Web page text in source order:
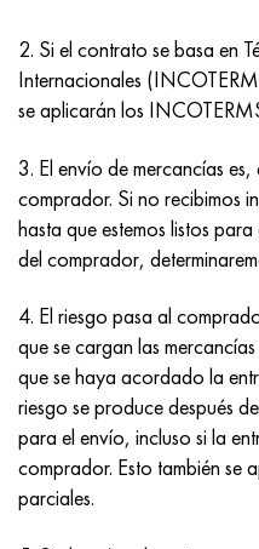
2. Si el contrato se basa en
Internacionales
se aplicarán los
3. El envío de mercancías
comprador. Si no recibimos
hasta que estemos listos
del comprador,
4. El riesgo pasa al
que se cargan las
que se haya acordado la
riesgo se produce después
para el envío, incluso si la
comprador. Esto también se
parciales.